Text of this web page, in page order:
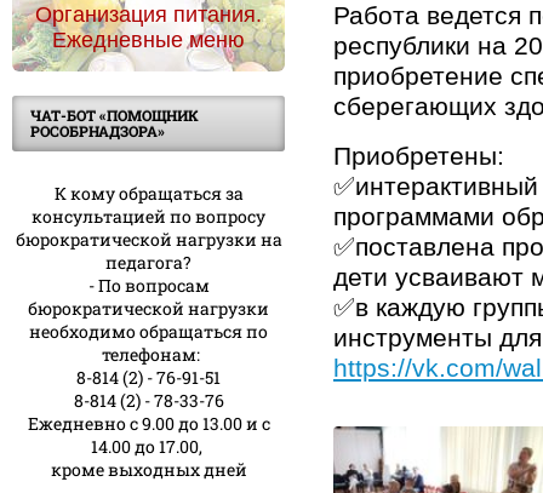
Организация питания.
Ежедневные меню
ЧАТ-БОТ «ПОМОЩНИК
РОСОБРНАДЗОРА»
К кому обращаться за
консультацией по вопросу
бюрократической нагрузки на
педагога?
- По вопросам
бюрократической нагрузки
необходимо обращаться по
телефонам:
8-814 (2) - 76-91-51
8-814 (2) - 78-33-76
Ежедневно с 9.00 до 13.00 и с
14.00 до 17.00,
кроме выходных дней
Работа ведется
республики на
приобретение
сберегающих
Приобретены:
программами
✅поставлена
дети усваивают
✅в каждую
инструменты
https://vk.com/